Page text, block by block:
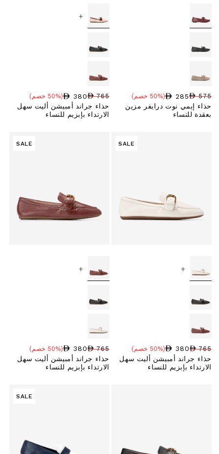
السعر العادي
575
سعر البيع
285
نسبة الخصم
(50% خصم)
حذاء إيمي نوت درايفر مزين
بعقدة للنساء
+
السعر العادي
765
سعر البيع
380
نسبة الخصم
(50% خصم)
حذاء جراند أمبيشن أليت سهل
الارتداء بإبزيم للنساء
SALE
+
السعر العادي
765
سعر البيع
380
نسبة الخصم
(50% خصم)
حذاء جراند أمبيشن أليت سهل
الارتداء بإبزيم للنساء
SALE
+
السعر العادي
765
سعر البيع
380
نسبة الخصم
(50% خصم)
حذاء جراند أمبيشن أليت سهل
الارتداء بإبزيم للنساء
SALE